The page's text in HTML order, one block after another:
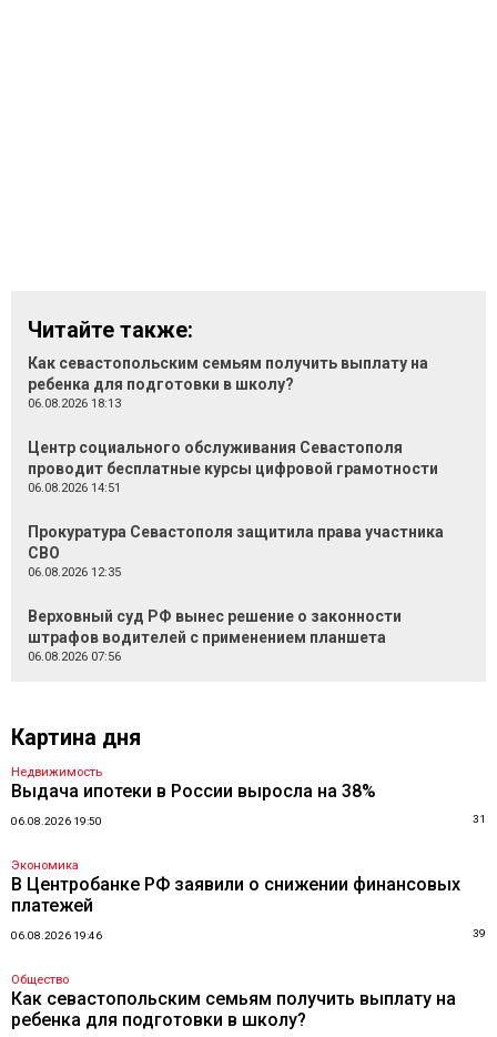
Читайте также:
Как севастопольским семьям получить выплату на
ребенка для подготовки в школу?
06.08.2026 18:13
Центр социального обслуживания Севастополя
проводит бесплатные курсы цифровой грамотности
06.08.2026 14:51
Прокуратура Севастополя защитила права участника
СВО
06.08.2026 12:35
Верховный суд РФ вынес решение о законности
штрафов водителей с применением планшета
06.08.2026 07:56
Картина дня
Недвижимость
Выдача ипотеки в России выросла на 38%
06.08.2026 19:50 31
Экономика
В Центробанке РФ заявили о снижении финансовых
платежей
06.08.2026 19:46 39
Общество
Как севастопольским семьям получить выплату на
ребенка для подготовки в школу?